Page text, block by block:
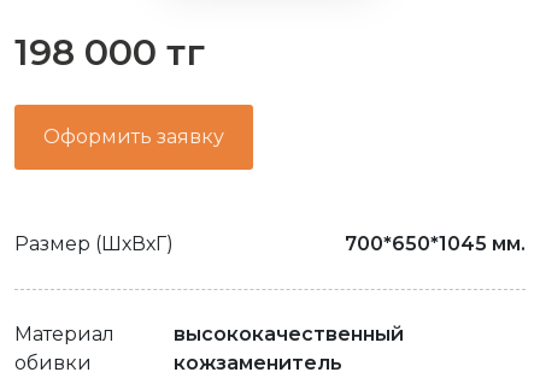
198 000 тг
Оформить заявку
Размер (ШхВхГ) 700*650*1045 мм.
Материал
обивки
высококачественный
кожзаменитель